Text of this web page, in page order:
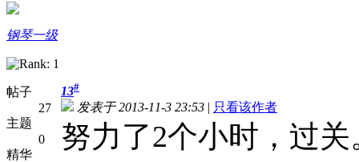
钢琴一级
帖子
27
主题
0
精华
13#
发表于 2013-11-3 23:53 | 只看该作者
努力了2个小时，过关